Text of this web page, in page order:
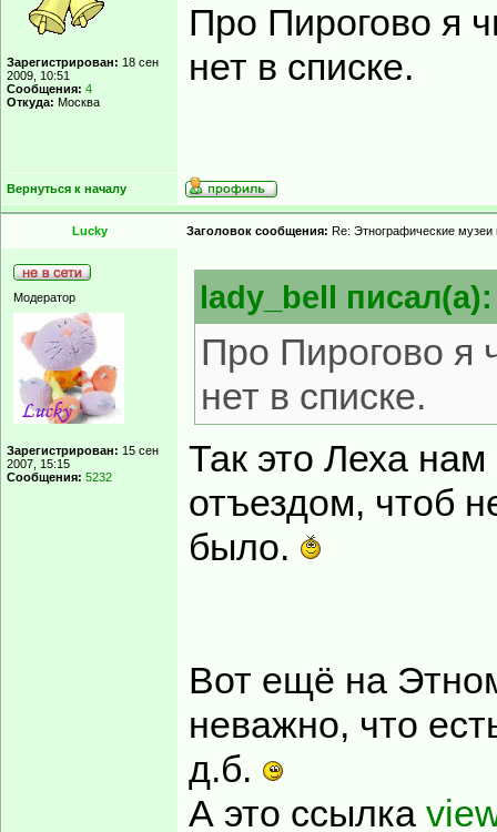
Зарегистрирован: 18 сен
2009, 10:51
Сообщения: 4
Откуда: Москва
Про Пирогово я
нет в списке.
Вернуться к началу
Lucky Заголовок сообщения: Re: Этнографические
Модератор
Зарегистрирован: 15 сен
2007, 15:15
Сообщения: 5232
lady_bell писал(а):
Про Пирогово я
нет в списке.
Так это Леха
отъездом, чтоб
было.
Вот ещё на
неважно, что
д.б.
А это ссылка